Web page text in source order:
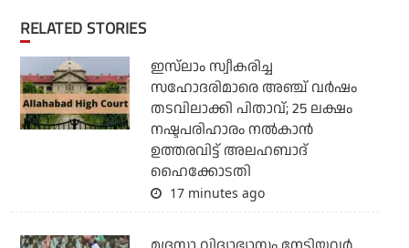
RELATED STORIES
ഇസ്‌ലാം സ്വീകരിച്ച
സഹോദരിമാരെ അഞ്ച് വര്‍ഷം
തടവിലാക്കി പിതാവ്; 25 ലക്ഷം
നഷ്ടപരിഹാരം നല്‍കാന്‍
ഉത്തരവിട്ട് അലഹബാദ്
ഹൈക്കോടതി
17 minutes ago